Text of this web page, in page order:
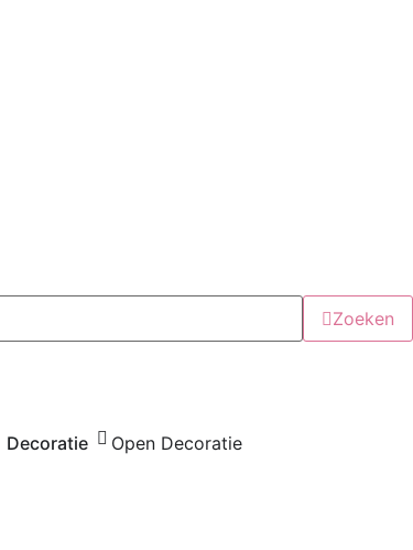
Zoeken
Decoratie
Open Decoratie